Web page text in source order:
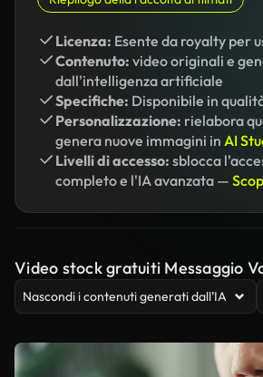
Licenza: Esente da royalty per
Contenuto: video originali e
dall'intelligenza artificiale
Specifiche: Disponibile in
Personalizzazione: rielabora
genera nuove immagini in AI
Livelli di accesso: sblocca
completo e l'IA avanzata —
Video stock gratuiti Messaggio
Nascondi i contenuti generati dall’IA